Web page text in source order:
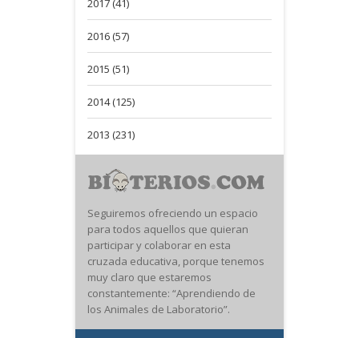
2017 (41)
2016 (57)
2015 (51)
2014 (125)
2013 (231)
Seguiremos ofreciendo un espacio
para todos aquellos que quieran
participar y colaborar en esta
cruzada educativa, porque tenemos
muy claro que estaremos
constantemente: “Aprendiendo de
los Animales de Laboratorio”.